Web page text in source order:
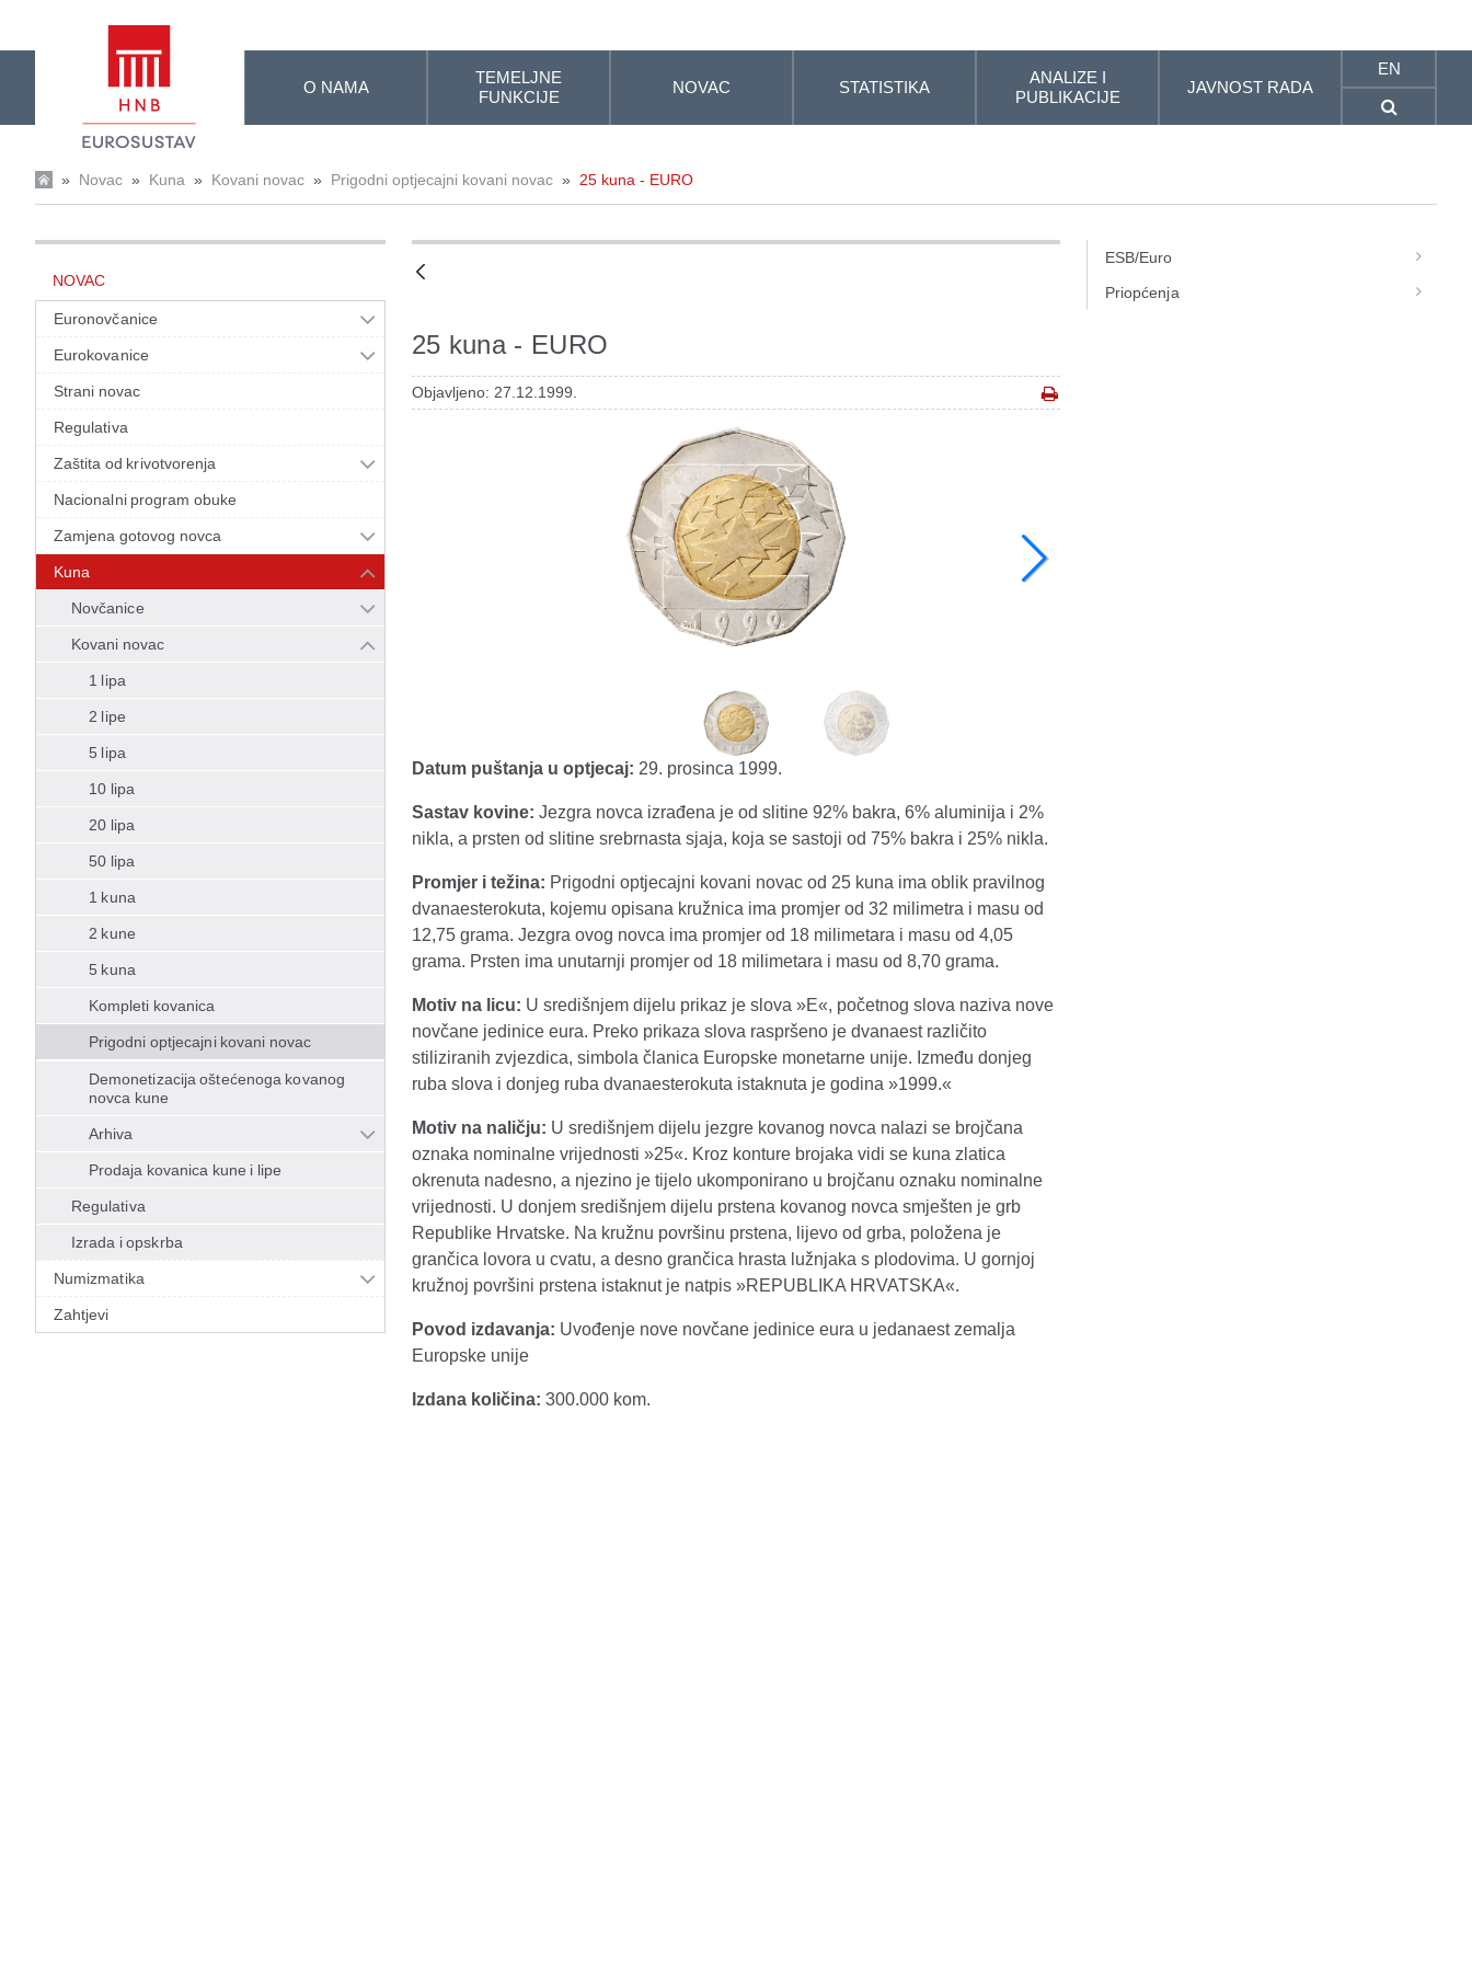
O NAMA
TEMELJNE
FUNKCIJE
NOVAC STATISTIKA
ANALIZE I
PUBLIKACIJE
JAVNOST RADA
EN
» Novac » Kuna » Kovani novac » Prigodni optjecajni kovani novac » 25 kuna - EURO
NOVAC
Euronovčanice
Eurokovanice
Strani novac
Regulativa
Zaštita od krivotvorenja
Nacionalni program obuke
Zamjena gotovog novca
Kuna
Novčanice
Kovani novac
1 lipa
2 lipe
5 lipa
10 lipa
20 lipa
50 lipa
1 kuna
2 kune
5 kuna
Kompleti kovanica
Prigodni optjecajni kovani novac
Demonetizacija oštećenoga kovanog
novca kune
Arhiva
Prodaja kovanica kune i lipe
Regulativa
Izrada i opskrba
Numizmatika
Zahtjevi
25 kuna - EURO
Objavljeno: 27.12.1999.
Datum puštanja u optjecaj: 29. prosinca 1999.
Sastav kovine: Jezgra novca izrađena je od slitine 92% bakra, 6% aluminija i 2%
nikla, a prsten od slitine srebrnasta sjaja, koja se sastoji od 75% bakra i 25% nikla.
Promjer i težina: Prigodni optjecajni kovani novac od 25 kuna ima oblik pravilnog
dvanaesterokuta, kojemu opisana kružnica ima promjer od 32 milimetra i masu od
12,75 grama. Jezgra ovog novca ima promjer od 18 milimetara i masu od 4,05
grama. Prsten ima unutarnji promjer od 18 milimetara i masu od 8,70 grama.
Motiv na licu: U središnjem dijelu prikaz je slova »E«, početnog slova naziva nove
novčane jedinice eura. Preko prikaza slova raspršeno je dvanaest različito
stiliziranih zvjezdica, simbola članica Europske monetarne unije. Između donjeg
ruba slova i donjeg ruba dvanaesterokuta istaknuta je godina »1999.«
Motiv na naličju: U središnjem dijelu jezgre kovanog novca nalazi se brojčana
oznaka nominalne vrijednosti »25«. Kroz konture brojaka vidi se kuna zlatica
okrenuta nadesno, a njezino je tijelo ukomponirano u brojčanu oznaku nominalne
vrijednosti. U donjem središnjem dijelu prstena kovanog novca smješten je grb
Republike Hrvatske. Na kružnu površinu prstena, lijevo od grba, položena je
grančica lovora u cvatu, a desno grančica hrasta lužnjaka s plodovima. U gornjoj
kružnoj površini prstena istaknut je natpis »REPUBLIKA HRVATSKA«.
Povod izdavanja: Uvođenje nove novčane jedinice eura u jedanaest zemalja
Europske unije
Izdana količina: 300.000 kom.
ESB/Euro
Priopćenja